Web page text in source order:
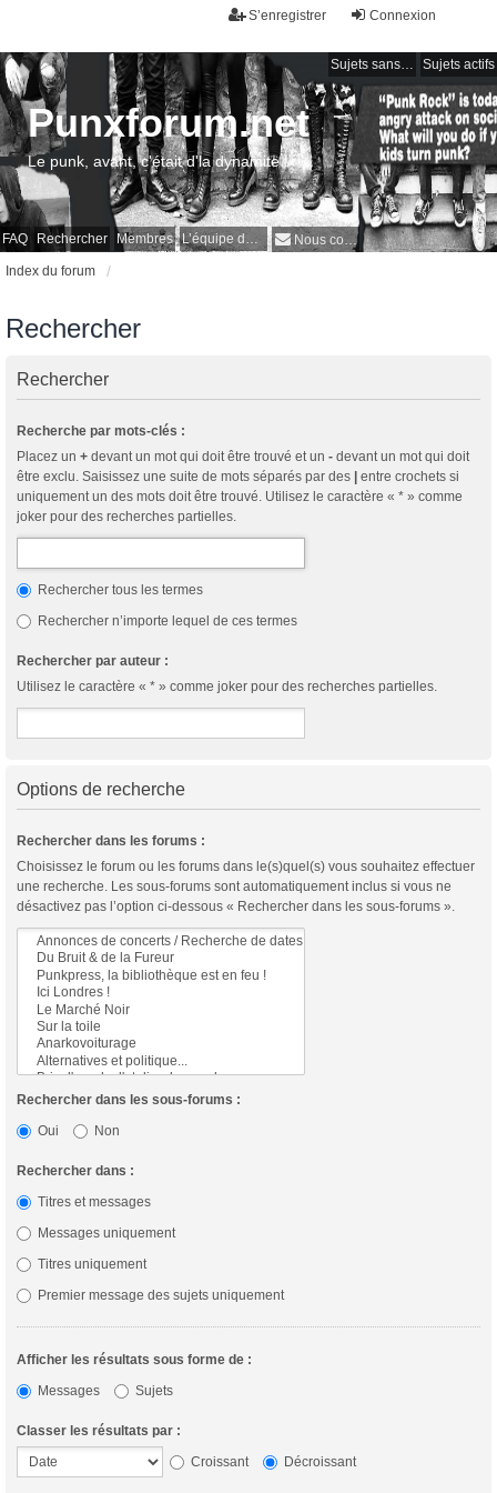
Connexion
S’enregistrer
Sujets sans réponse Sujets actifs
FAQ Rechercher Membres L’équipe du forum Nous contacter
Punxforum.net
Le punk, avant, c'était d'la dynamite !
Index du forum
Rechercher
Rechercher
Recherche par mots-clés :
Placez un + devant un mot qui doit être trouvé et un - devant un mot qui doit
être exclu. Saisissez une suite de mots séparés par des
entre crochets si
uniquement un des mots doit être trouvé. Utilisez le caractère « * » comme
joker pour des recherches partielles.
Rechercher tous les termes
Rechercher n’importe lequel de ces termes
Rechercher par auteur :
Utilisez le caractère « * » comme joker pour des recherches partielles.
Options de recherche
Rechercher dans les forums :
Choisissez le forum ou les forums dans le(s)quel(s) vous souhaitez effectuer
une recherche. Les sous-forums sont automatiquement inclus si vous ne
désactivez pas l’option ci-dessous « Rechercher dans les sous-forums ».
Rechercher dans les sous-forums :
Oui
Non
Rechercher dans :
Titres et messages
Messages uniquement
Titres uniquement
Premier message des sujets uniquement
Afficher les résultats sous forme de :
Messages
Sujets
Classer les résultats par :
Croissant
Décroissant